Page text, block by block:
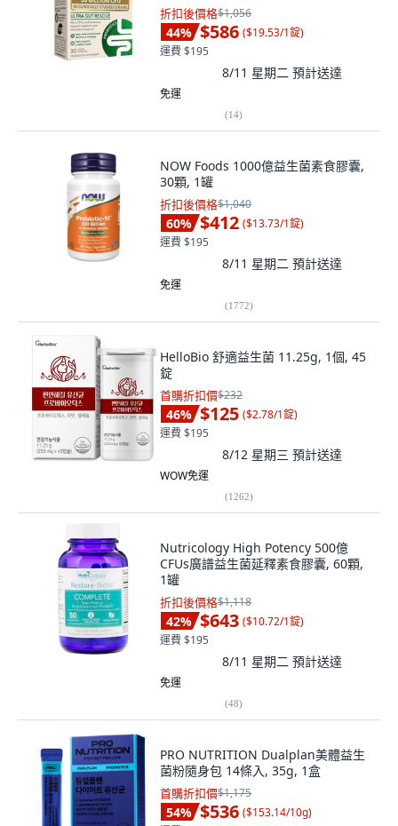
折扣後價格$1,056
44% $586 ($19.53/1錠)
運費 $195
8/11 星期二 預計送達
免運
(14)
NOW Foods 1000億益生菌素食膠囊,
30顆, 1罐
折扣後價格$1,040
60% $412 ($13.73/1錠)
運費 $195
8/11 星期二 預計送達
免運
(1772)
HelloBio 舒適益生菌 11.25g, 1個, 45
錠
首購折扣價$232
46% $125 ($2.78/1錠)
運費 $195
8/12 星期三 預計送達
WOW免運
(1262)
Nutricology High Potency 500億
CFUs廣譜益生菌延釋素食膠囊, 60顆,
1罐
折扣後價格$1,118
42% $643 ($10.72/1錠)
運費 $195
8/11 星期二 預計送達
免運
(48)
PRO NUTRITION Dualplan美體益生
菌粉隨身包 14條入, 35g, 1盒
首購折扣價$1,175
54% $536 ($153.14/10g)